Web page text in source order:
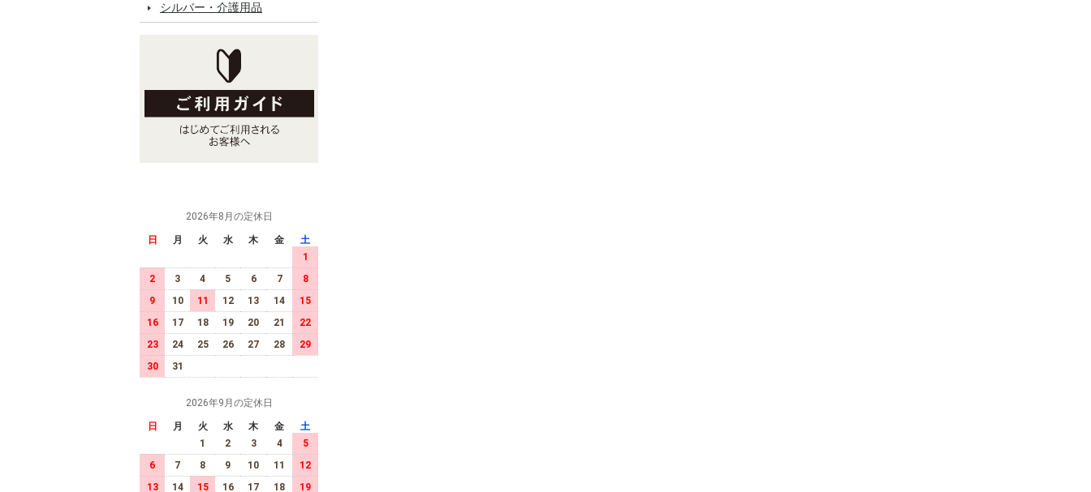
シルバー・介護用品
2026年8月の定休日
日 月 火 水 木 金
土
1
2
3 4 5 6 7
8
9
10 11 12 13 14
15
16
17 18 19 20 21
22
23
24 25 26 27 28
29
30
31
2026年9月の定休日
日 月 火 水 木 金
土
1
2 3 4
5
6
7 8 9 10 11
12
13
14 15 16 17 18 19